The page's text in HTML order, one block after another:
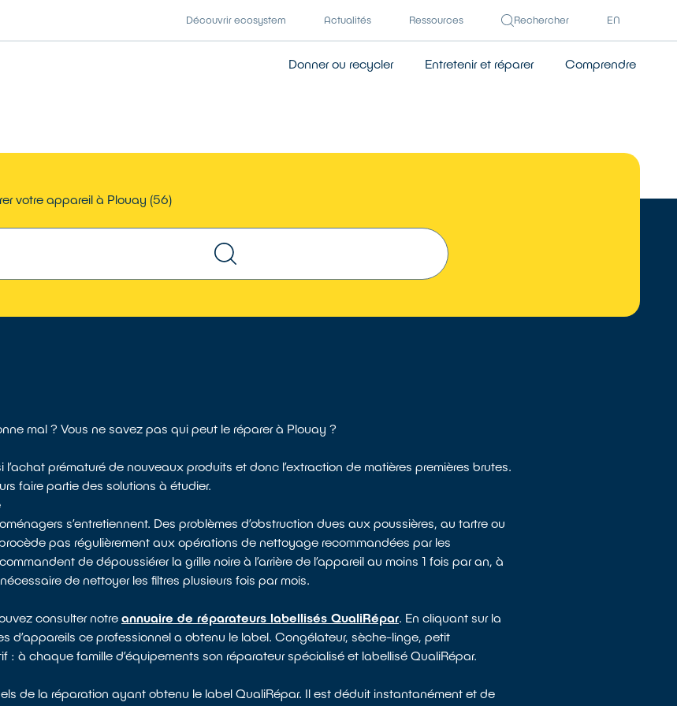
Découvrir ecosystem Actualités Ressources Rechercher EN
Donner ou recycler Entretenir et réparer Comprendre
votre appareil à Plouay (56)
mal ? Vous ne savez pas qui peut le réparer à Plouay ?
prématuré de nouveaux produits et donc l’extraction de matières premières brutes.
faire partie des solutions à étudier.
s’entretiennent. Des problèmes d’obstruction dues aux poussières, au tartre ou
pas régulièrement aux opérations de nettoyage recommandées par les
de dépoussiérer la grille noire à l’arrière de l’appareil au moins 1 fois par an, à
de nettoyer les filtres plusieurs fois par mois.
consulter notreannuaire de réparateurs labellisés QualiRépar. En cliquant sur la
d’appareils ce professionnel a obtenu le label. Congélateur, sèche-linge, petit
à chaque famille d’équipements son réparateur spécialisé et labellisé QualiRépar.
de la réparation ayant obtenu le label QualiRépar. Il est déduit instantanément et de